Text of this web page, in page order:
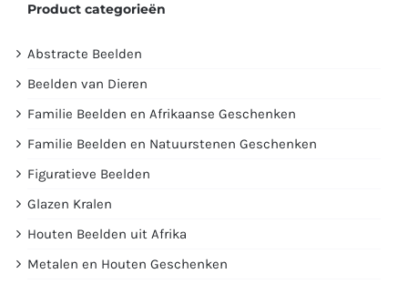
Product categorieën
Abstracte Beelden
Beelden van Dieren
Familie Beelden en Afrikaanse Geschenken
Familie Beelden en Natuurstenen Geschenken
Figuratieve Beelden
Glazen Kralen
Houten Beelden uit Afrika
Metalen en Houten Geschenken